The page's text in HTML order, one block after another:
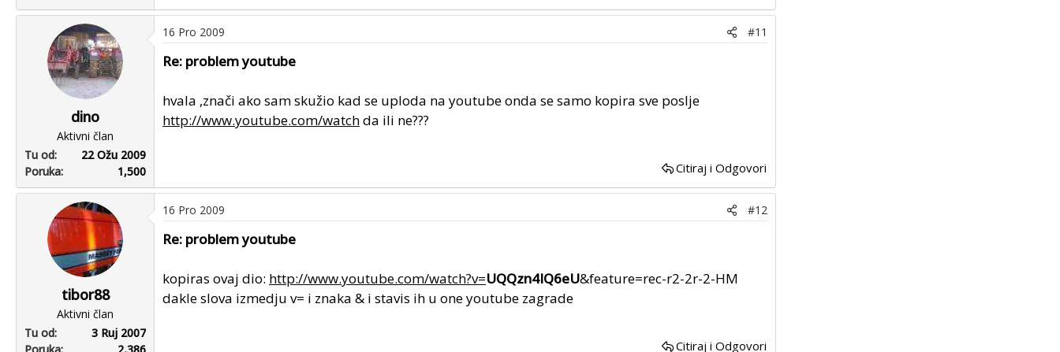
dino
Aktivni član
Tu od
22 Ožu 2009
Poruka
1,500
16 Pro 2009 #11
Re: problem youtube
hvala ,znači ako sam skužio kad se uploda na youtube onda se samo kopira sve poslje
http://www.youtube.com/watchda ili ne???
Citiraj i Odgovori
tibor88
Aktivni član
Tu od
3 Ruj 2007
16 Pro 2009 #12
Re: problem youtube
kopiras ovaj dio: http://www.youtube.com/watch?v=UQQzn4IQ6eU&feature=rec-r2-2r-2-HM
dakle slova izmedju v= i znaka & i stavis ih u one youtube zagrade
Citiraj i Odgovori